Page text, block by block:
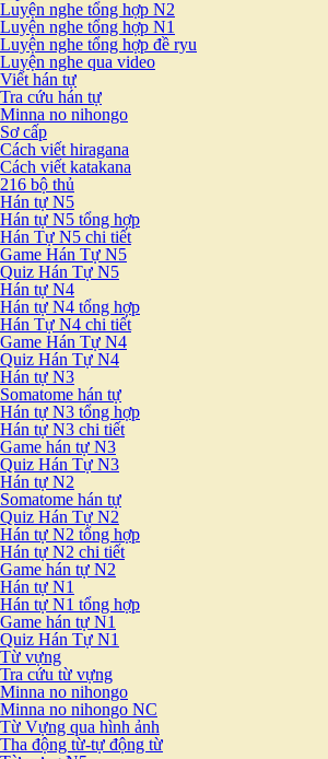
Luyện nghe tổng hợp N2
Luyện nghe tổng hợp N1
Luyện nghe tổng hợp đề ryu
Luyện nghe qua video
Viết hán tự
Tra cứu hán tự
Minna no nihongo
Sơ cấp
Cách viết hiragana
Cách viết katakana
216 bộ thủ
Hán tự N5
Hán tự N5 tổng hợp
Hán Tự N5 chi tiết
Game Hán Tự N5
Quiz Hán Tự N5
Hán tự N4
Hán tự N4 tổng hợp
Hán Tự N4 chi tiết
Game Hán Tự N4
Quiz Hán Tự N4
Hán tự N3
Somatome hán tự
Hán tự N3 tổng hợp
Hán tự N3 chi tiết
Game hán tự N3
Quiz Hán Tự N3
Hán tự N2
Somatome hán tự
Quiz Hán Tự N2
Hán tự N2 tổng hợp
Hán tự N2 chi tiết
Game hán tự N2
Hán tự N1
Hán tự N1 tổng hợp
Game hán tự N1
Quiz Hán Tự N1
Từ vựng
Tra cứu từ vựng
Minna no nihongo
Minna no nihongo NC
Từ Vựng qua hình ảnh
Tha động từ-tự động từ